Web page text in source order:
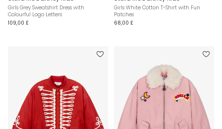
Girls Grey Sweatshirt Dress with
Colourful Logo Letters
109,00 £
Girls White Cotton T-Shirt with Fun
Patches
68,00 £